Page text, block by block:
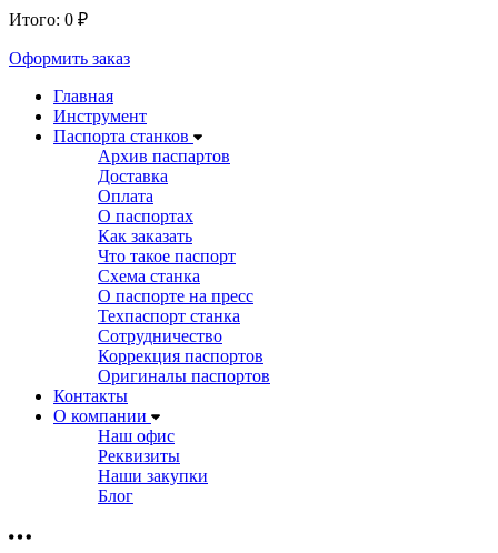
Итого: 0 ₽
Оформить заказ
Главная
Инструмент
Паспорта станков
Архив паспартов
Доставка
Оплата
О паспортах
Как заказать
Что такое паспорт
Схема станка
О паспорте на пресс
Техпаспорт станка
Сотрудничество
Коррекция паспортов
Оригиналы паспортов
Контакты
О компании
Наш офис
Реквизиты
Наши закупки
Блог